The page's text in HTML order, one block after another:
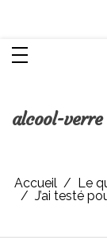
alcool-verre
Accueil
Le
J’ai testé